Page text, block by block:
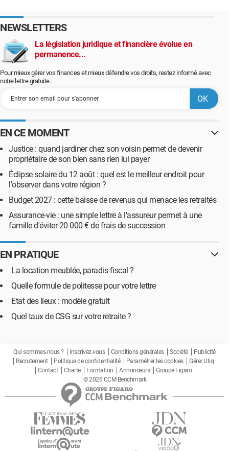
NEWSLETTERS
La législation juridique et financière évolue en
permanence...
Pour mieux gérer vos finances et mieux défendre vos droits, restez informé avec
notre lettre gratuite.
EN CE MOMENT
Justice : quand jardiner chez son voisin permet de devenir
propriétaire de son bien sans rien lui payer
Éclipse solaire du 12 août : quel est le meilleur endroit pour
l'observer dans votre région ?
Budget 2027 : cette baisse de revenus qui menace les retraités
Assurance-vie : une simple lettre à l'assureur permet à une
famille d'éviter 20 000 € de frais de succession
EN PRATIQUE
La location meublée, paradis fiscal ?
Quelle formule de politesse pour votre lettre
Etat des lieux : modèle gratuit
Quel taux de CSG sur votre retraite ?
Qui sommes-nous ? Inscrivez-vous Conditions générales Société
Publicité
Recrutement
Politique de confidentialité Paramétrer les cookies
Gérer Utiq
Contact
Charte Formation Annonceurs
Groupe Figaro
© 2026 CCM Benchmark